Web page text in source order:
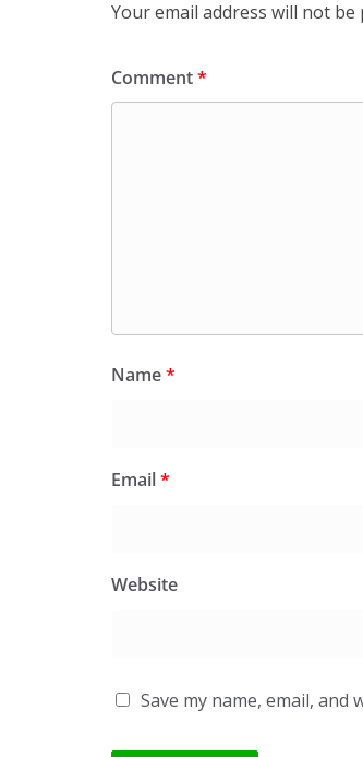
Your email address will not be
Comment*
Name*
Email*
Website
Save my name, email,